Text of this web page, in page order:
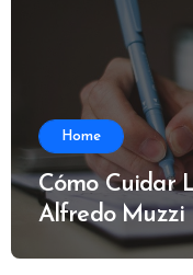
Home
Cómo Cuidar
Alfredo Muzzi